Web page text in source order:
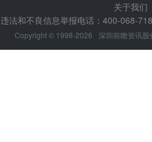
关于我们
违法和不良信息举报电话：400-068-
Copyright © 1998-2026 深圳前瞻资讯股